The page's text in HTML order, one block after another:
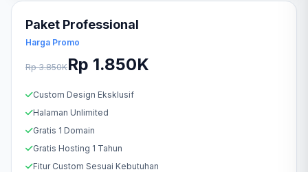
Paket Professional
Harga Promo
Rp 3.850KRp 1.850K
Custom Design Eksklusif
Halaman Unlimited
Gratis 1 Domain
Gratis Hosting 1 Tahun
Fitur Custom Sesuai Kebutuhan